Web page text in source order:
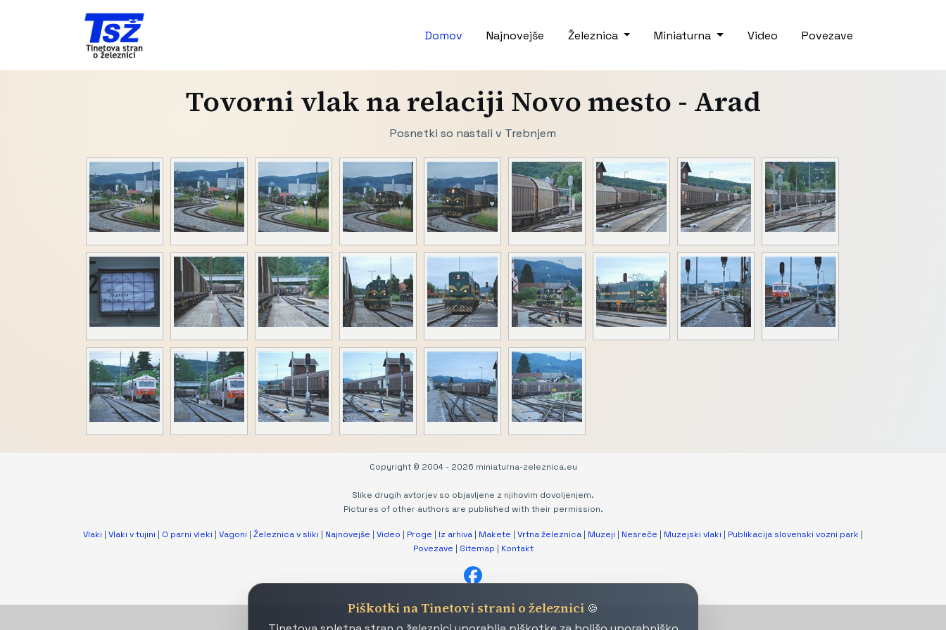
Domov Najnovejše Železnica Miniaturna Video Povezave
Tovorni vlak na relaciji Novo mesto - Arad
Posnetki so nastali v Trebnjem
Piškotki na Tinetovi strani o železnici 🍪
Copyright © 2004 - 2026 miniaturna-zeleznica.eu
Slike drugih avtorjev so objavljene z njihovim dovoljenjem.
Pictures of other authors are published with their permission.
Vlaki | Vlaki v tujini | O parni vleki | Vagoni | Železnica v sliki | Najnovejše | Video | Proge | Iz arhiva | Makete | Vrtna železnica | Muzeji | Nesreče | Muzejski vlaki | Publikacija slovenski vozni park |
Povezave | Sitemap | Kontakt